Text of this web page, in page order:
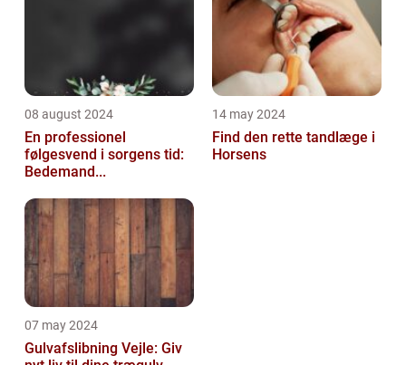
08 august 2024
En professionel
følgesvend i sorgens tid:
Bedemand...
14 may 2024
Find den rette tandlæge i
Horsens
07 may 2024
Gulvafslibning Vejle: Giv